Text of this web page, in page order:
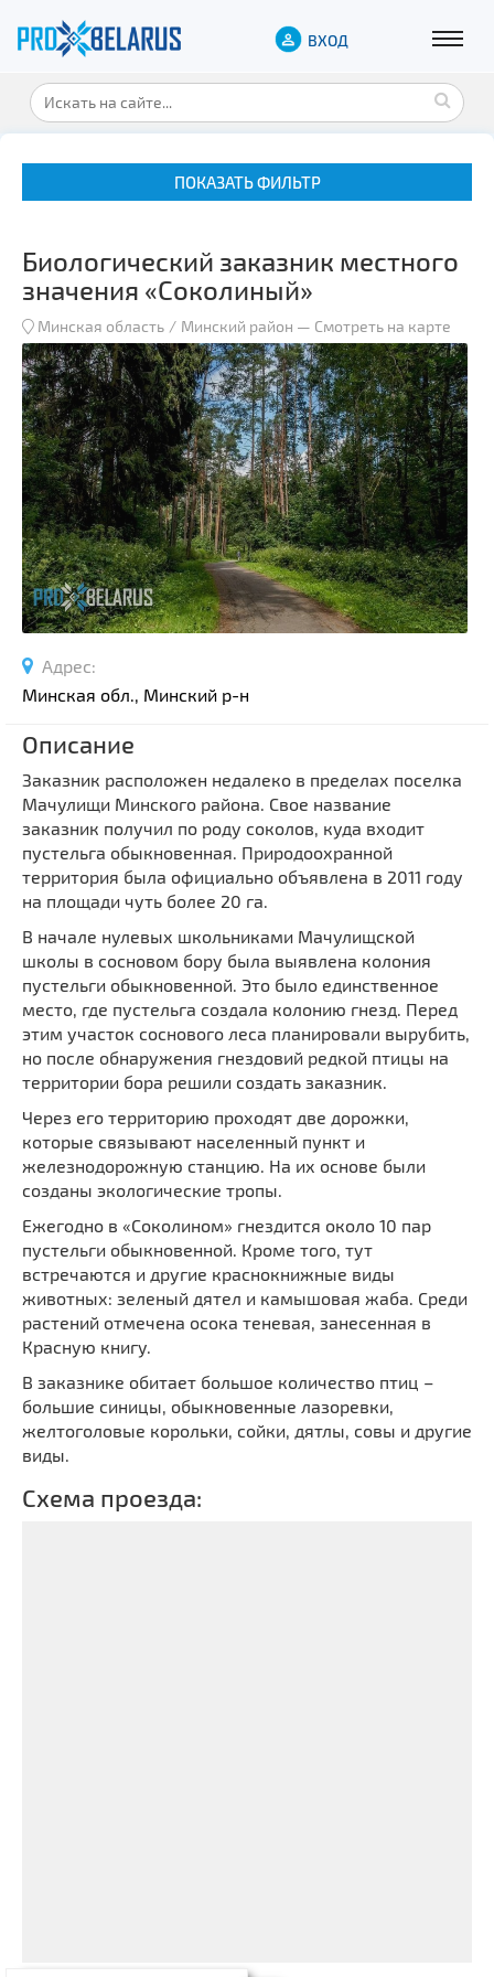
ВХОД
ПОКАЗАТЬ ФИЛЬТР
Музеи
Замки и дворцы
Военная история
Гражданская архитектура
Спортивные сооружения
Производства
Ратуши
Родовые усадьбы
Садово-парковая архитектура
Национальные парки и заказники
Озера и водоемы
Памятники
Памятники геодезии
Памятники природы
Памятники известным людям
Церкви
Монастыри
Костелы
Мечети
Синагоги
Часовни
Кладбище
Культурные центры
Театры
Галереи
Концертные залы
Выберите область
Выберите район
Выберите населенный пункт
Выберите направление
Биологический заказник местного
значения «Соколиный»
Минская область Минский район — Смотреть на карте
Адрес:
Минская обл., Минский р-н
Описание
Заказник расположен недалеко в пределах поселка
Мачулищи Минского района. Свое название
заказник получил по роду соколов, куда входит
пустельга обыкновенная. Природоохранной
территория была официально объявлена в 2011 году
на площади чуть более 20 га.
В начале нулевых школьниками Мачулищской
школы в сосновом бору была выявлена колония
пустельги обыкновенной. Это было единственное
место, где пустельга создала колонию гнезд. Перед
этим участок соснового леса планировали вырубить,
но после обнаружения гнездовий редкой птицы на
территории бора решили создать заказник.
Через его территорию проходят две дорожки,
которые связывают населенный пункт и
железнодорожную станцию. На их основе были
созданы экологические тропы.
Ежегодно в «Соколином» гнездится около 10 пар
пустельги обыкновенной. Кроме того, тут
встречаются и другие краснокнижные виды
животных: зеленый дятел и камышовая жаба. Среди
растений отмечена осока теневая, занесенная в
Красную книгу.
В заказнике обитает большое количество птиц –
большие синицы, обыкновенные лазоревки,
желтоголовые корольки, сойки, дятлы, совы и другие
виды.
Схема проезда: